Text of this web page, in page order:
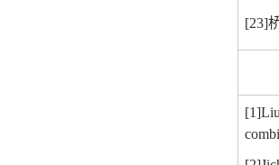
[23]